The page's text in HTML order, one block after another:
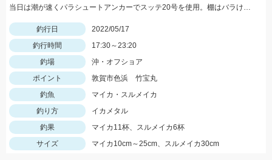
当日は潮が速くパラシュートアンカーでスッテ20号を使用。棚はバラけていますがボトムが一番反応が良かったです。
釣行日
2022/05/17
釣行時間
17:30～23:20
釣場
沖・オフショア
ポイント
敦賀市色浜 竹宝丸
釣魚
マイカ・スルメイカ
釣り方
イカメタル
釣果
マイカ11杯、スルメイカ6杯
サイズ
マイカ10cm～25cm、スルメイカ30cm